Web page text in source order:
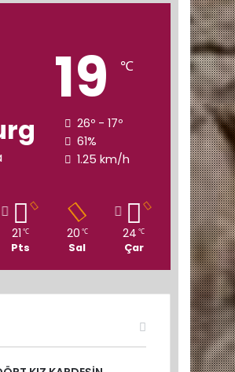
19 ℃
26º - 17º
61%
1.25 km/h
21 ℃
Pts
20 ℃
Sal
24 ℃
Çar